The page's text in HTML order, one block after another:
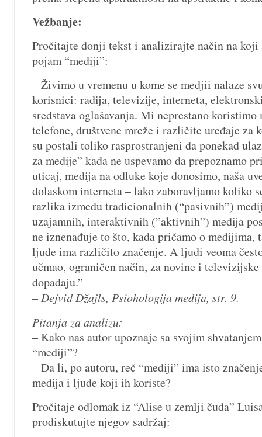
Vežbanje:
Pročitajte donji tekst i analizirajte način na koji
pojam “mediji”:
– Živimo u vremenu u kome se medjii nalaze
korisnici: radija, televizije, interneta,
sredstava oglašavanja. Mi neprestano
telefone, društvene mreže i različite uređaje
su postali toliko rasprostranjeni da ponekad
za medije” kada ne uspevamo da prepoznamo
uticaj, medija na odluke koje donosimo, naša
dolaskom interneta – lako zaboravljamo koliko
razlika između tradicionalnih (“pasivnih”)
uzajamnih, interaktivnih (”aktivnih”) medija
ne iznenađuje to što, kada pričamo o
ljude ima različito značenje. A ljudi veoma
učmao, ograničen način, za novine i
dopadaju.”
– Dejvid Džajls, Psiohologija medija, str. 9.
Pitanja za analizu:
– Kako nas autor upoznaje sa svojim
“mediji”?
– Da li, po autoru, reč “mediji” ima isto
medija i ljude koji ih koriste?
Pročitaje odlomak iz “Alise u zemlji čuda”
prodiskutujte njegov sadržaj: